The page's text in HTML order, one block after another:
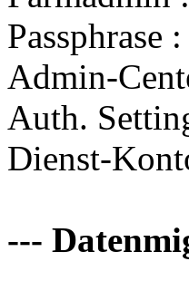
Admin-
Auth.
Dienst-
---